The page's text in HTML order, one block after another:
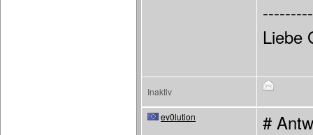
Liebe
Inaktiv
ev0lution
#